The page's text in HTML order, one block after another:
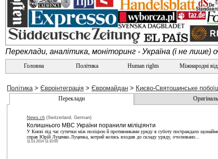
Переклади, аналітика, моніторинг - Україна (і не лише)
Головна Політика Human rights Міжнародні
Політика> Євроінтеграція > Євромайдан > Києво-Святошинське
Переклади
News.ch (Switzerland, German)
Колишнього МВС України поранили міліціянти
У Києві під час сутички між поліцією й противниками уряду в суботу постраждало
справ Юрій Луценко.Луценка, котрий колись входив до складу уряду, очолювано...
11.01.2014 11:10:00